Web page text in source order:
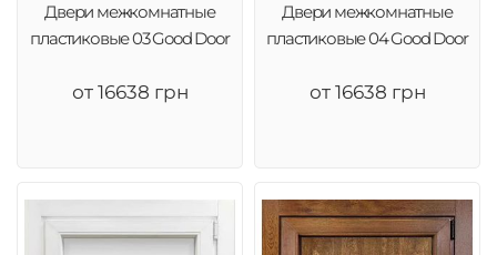
Двери межкомнатные
пластиковые 03 Good Door
от 16638 грн
Двери межкомнатные
пластиковые 04 Good Door
от 16638 грн